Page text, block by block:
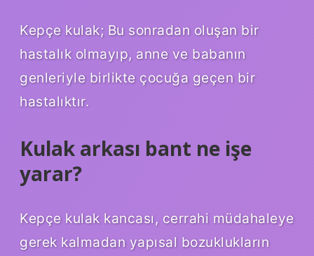
Kepçe kulak; Bu sonradan oluşan bir
hastalık olmayıp, anne ve babanın
genleriyle birlikte çocuğa geçen bir
hastalıktır.
Kulak arkası bant ne işe
yarar?
Kepçe kulak kancası, cerrahi müdahaleye
gerek kalmadan yapısal bozuklukların